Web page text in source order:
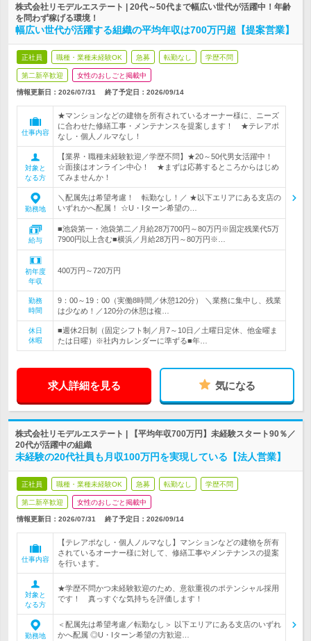
株式会社リモデルエステート | 20代～50代まで幅広い世代が活躍中！年齢
を問わず稼げる環境！
幅広い世代が活躍する組織の平均年収は700万円超【提案営業】
正社員 職種・業種未経験OK 急募 転勤なし 学歴不問
第二新卒歓迎 女性のおしごと掲載中
情報更新日：2026/07/31 終了予定日： 2026/09/14
仕事内容
★マンションなどの建物を所有されているオーナー様に、ニーズ
に合わせた修繕工事・メンテナンスを提案します！ ★テレアポ
なし・個人ノルマなし！
対象と
なる方
【業界・職種未経験歓迎／学歴不問】★20～50代男女活躍中！
☆面接はオンライン中心！ ★まずは応募するところからはじめ
てみませんか！
勤務地
＼配属先は希望考慮！ 転勤なし！／ ★以下エリアにある支店の
いずれかへ配属！ ☆U・Iターン希望の…
給与
■池袋第一・池袋第二／月給28万700円～80万円※固定残業代5万
7900円以上含む■横浜／月給28万円～80万円※…
初年度
年収
400万円～720万円
勤務
時間
9：00～19：00（実働8時間／休憩120分） ＼業務に集中し、残業
は少なめ！／120分の休憩は複…
休日
休暇
■週休2日制（固定シフト制／月7～10日／土曜日定休、他金曜ま
たは日曜）※社内カレンダーに準ずる■年…
求人詳細を見る 気になる
株式会社リモデルエステート | 【平均年収700万円】未経験スタート90％／
20代が活躍中の組織
未経験の20代社員も月収100万円を実現している【法人営業】
正社員 職種・業種未経験OK 急募 転勤なし 学歴不問
第二新卒歓迎 女性のおしごと掲載中
情報更新日：2026/07/31 終了予定日： 2026/09/14
仕事内容
【テレアポなし・個人ノルマなし】マンションなどの建物を所有
されているオーナー様に対して、修繕工事やメンテナンスの提案
を行います。
対象と
なる方
★学歴不問かつ未経験歓迎のため、意欲重視のポテンシャル採用
です！ 真っすぐな気持ちを評価します！
勤務地
＜配属先は希望考慮／転勤なし＞ 以下エリアにある支店のいずれ
かへ配属 ◎U・Iターン希望の方歓迎…